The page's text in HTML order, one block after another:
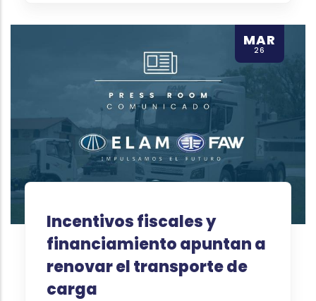
MAR
26
Incentivos fiscales y
financiamiento apuntan a
renovar el transporte de
carga